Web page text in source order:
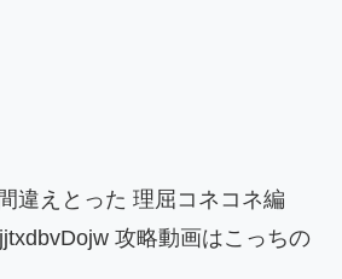
違えとった 理屈コネコネ編
攻略動画はこっちの